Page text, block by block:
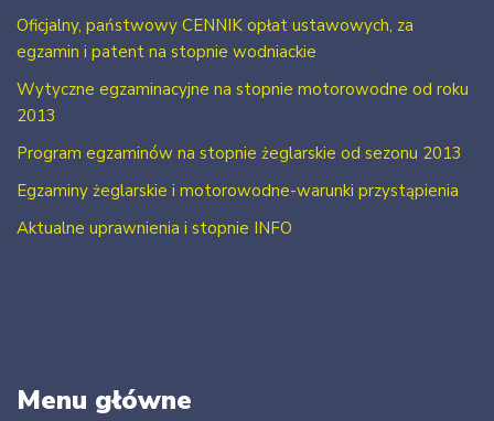
Oficjalny, państwowy CENNIK opłat ustawowych, za
egzamin i patent na stopnie wodniackie
Wytyczne egzaminacyjne na stopnie motorowodne od roku
2013
Program egzaminów na stopnie żeglarskie od sezonu 2013
Egzaminy żeglarskie i motorowodne-warunki przystąpienia
Aktualne uprawnienia i stopnie INFO
Menu główne